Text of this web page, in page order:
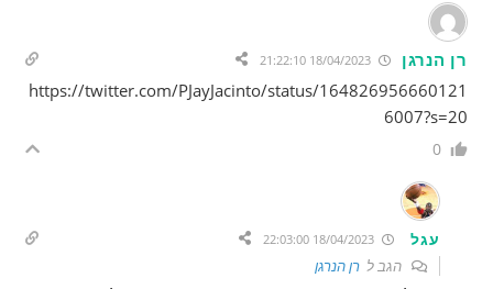
רן הנרגן 18/04/2023 21:22:10
https://twitter.com/PJayJacinto/status/164826956660121
6007?s=20
0
עגל
הגב לרן הנרגן